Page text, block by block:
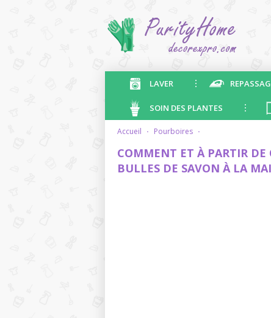
LAVER
SOIN DES PLANTES
accueil · pourboires ·
COMMENT ET À PARTIR DE
BULLES DE SAVON À LA